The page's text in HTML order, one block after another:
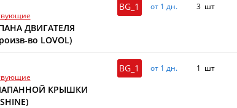
ДВИГАТЕЛЯ
во LOVOL)
BG_1 от 1 дн. 3 шт
КРЫШКИ
BG_1 от 1 дн. 1 шт